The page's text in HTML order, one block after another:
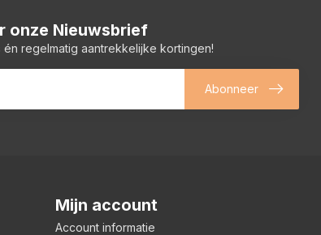
onze Nieuwsbrief
én regelmatig aantrekkelijke kortingen!
Abonneer
Mijn account
Account informatie